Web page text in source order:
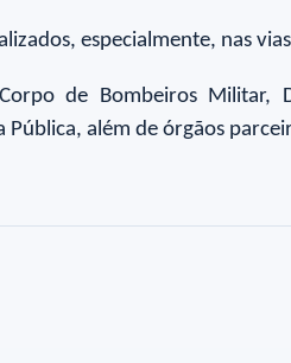
especialmente, nas
de Bombeiros Militar,
além de órgãos